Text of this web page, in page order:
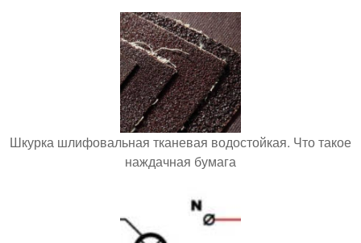
Шкурка шлифовальная тканевая водостойкая. Что такое
наждачная бумага